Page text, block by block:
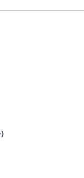
最喜愛的繪本：《小
雨天好無聊，悶悶不樂